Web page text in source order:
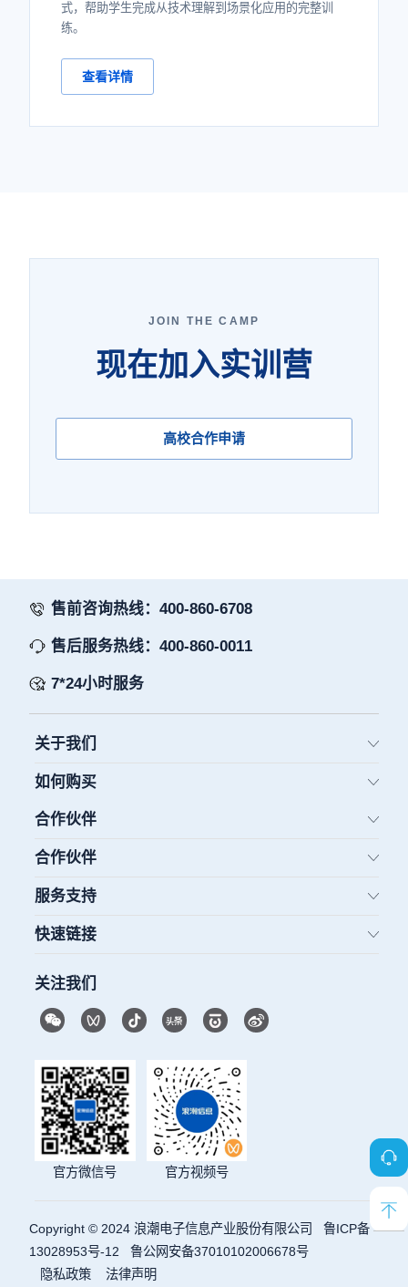
式，帮助学生完成从技术理解到场景化应用的完整训
练。
查看详情
JOIN THE CAMP
现在加入实训营
高校合作申请
售前咨询热线：400-860-6708
售后服务热线：400-860-0011
7*24小时服务
关于我们
如何购买
合作伙伴
合作伙伴
服务支持
快速链接
关注我们
官方微信号 官方视频号
Copyright © 2024 浪潮电子信息产业股份有限公司鲁ICP备
13028953号-12
鲁公网安备37010102006678号
隐私政策
法律声明